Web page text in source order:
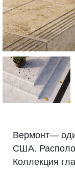
Вермонт—
США.
Коллекция